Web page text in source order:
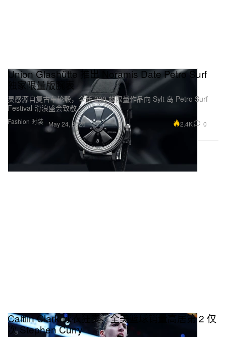
Fashion 时装
Union Glashütte 推出 Noramis Date Petro Surf
独家限量版腕表
灵感源自复古车轮毂，全新 200 枚限量作品向 Sylt 岛 Petro Surf
Festival 滑浪盛会致敬。
May 24, 2026 2.4K 0
Caitlin Clark 球衣狂卖，全美篮球销量高居第 2 仅
次 Stephen Curry